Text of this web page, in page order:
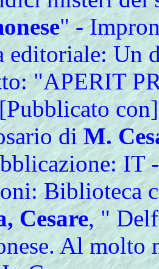
" -
editoriale: Un
"APERIT
diM.
Biblioteca
Cesare, "
Al molto